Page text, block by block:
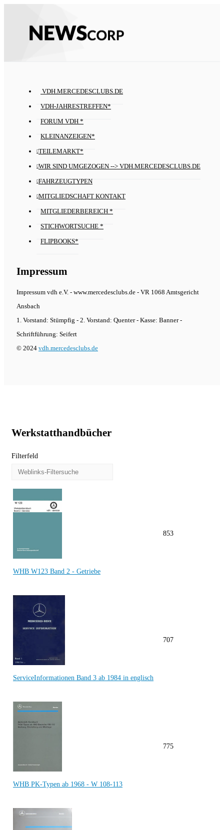
VDH.MERCEDESCLUBS.DE
VDH-JAHRESTREFFEN*
FORUM VDH *
KLEINANZEIGEN*
TEILEMARKT*
WIR SIND UMGEZOGEN --> VDH.MERCEDESCLUBS.DE
FAHRZEUGTYPEN
MITGLIEDSCHAFT KONTAKT
MITGLIEDERBEREICH *
STICHWORTSUCHE *
FLIPBOOKS*
Impressum
Impressum vdh e.V. - www.mercedesclubs.de - VR 1068 Amtsgericht
Ansbach
1. Vorstand: Stümpfig - 2. Vorstand: Quenter - Kasse: Banner -
Schriftführung: Seifert
© 2024 vdh.mercedesclubs.de
Werkstatthandbücher
Filterfeld
WHB W123 Band 2 - Getriebe
853
ServiceInformationen Band 3 ab 1984 in englisch
707
WHB PK-Typen ab 1968 - W 108-113
775